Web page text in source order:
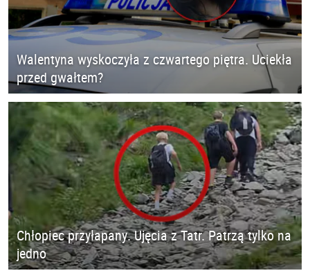
Walentyna wyskoczyła z czwartego piętra. Uciekła
przed gwałtem?
Chłopiec przyłapany. Ujęcia z Tatr. Patrzą tylko na
jedno